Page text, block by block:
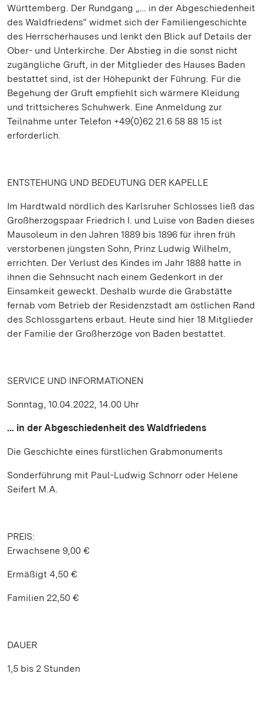
Württemberg. Der Rundgang „… in der Abgeschiedenheit
des Waldfriedens“ widmet sich der Familiengeschichte
des Herrscherhauses und lenkt den Blick auf Details der
Ober- und Unterkirche. Der Abstieg in die sonst nicht
zugängliche Gruft, in der Mitglieder des Hauses Baden
bestattet sind, ist der Höhepunkt der Führung. Für die
Begehung der Gruft empfiehlt sich wärmere Kleidung
und trittsicheres Schuhwerk. Eine Anmeldung zur
Teilnahme unter Telefon +49(0)62 21.6 58 88 15 ist
erforderlich.
ENTSTEHUNG UND BEDEUTUNG DER KAPELLE
Im Hardtwald nördlich des Karlsruher Schlosses ließ das
Großherzogspaar Friedrich I. und Luise von Baden dieses
Mausoleum in den Jahren 1889 bis 1896 für ihren früh
verstorbenen jüngsten Sohn, Prinz Ludwig Wilhelm,
errichten. Der Verlust des Kindes im Jahr 1888 hatte in
ihnen die Sehnsucht nach einem Gedenkort in der
Einsamkeit geweckt. Deshalb wurde die Grabstätte
fernab vom Betrieb der Residenzstadt am östlichen Rand
des Schlossgartens erbaut. Heute sind hier 18 Mitglieder
der Familie der Großherzöge von Baden bestattet.
SERVICE UND INFORMATIONEN
Sonntag, 10.04.2022, 14.00 Uhr
… in der Abgeschiedenheit des Waldfriedens
Die Geschichte eines fürstlichen Grabmonuments
Sonderführung mit Paul-Ludwig Schnorr oder Helene
Seifert M.A.
PREIS:
Erwachsene 9,00 €
Ermäßigt 4,50 €
Familien 22,50 €
DAUER
1,5 bis 2 Stunden